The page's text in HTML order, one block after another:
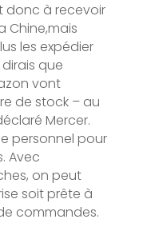
donc à recevoir
Chine,mais
les expédier
que
vont
de stock – au
Mercer.
personnel pour
Avec
on peut
soit prête à
commandes.